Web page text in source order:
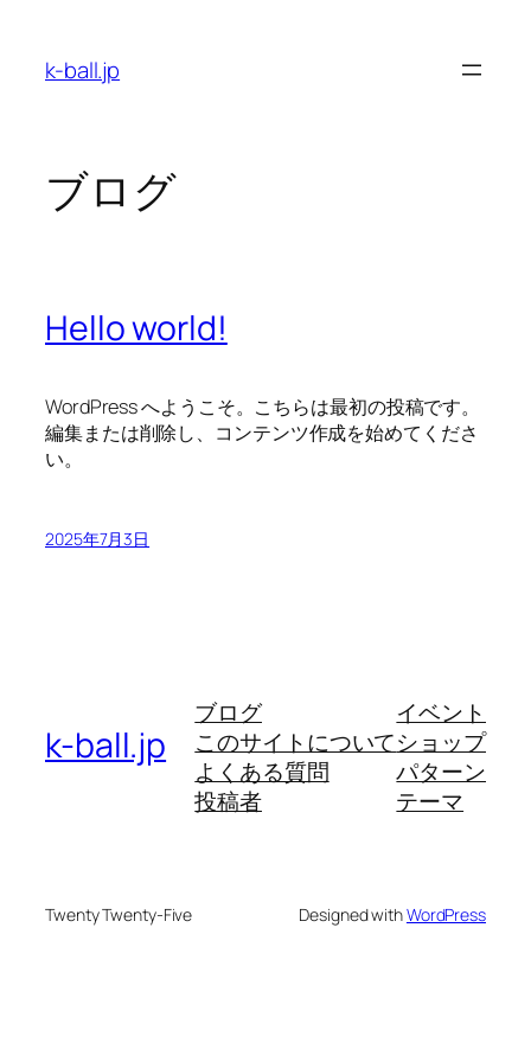
k-ball.jp
ブログ
Hello world!
WordPress へようこそ。こちらは最初の投稿です。
編集または削除し、コンテンツ作成を始めてくださ
い。
2025年7月3日
k-ball.jp
ブログ
このサイトについて
よくある質問
投稿者
イベント
ショップ
パターン
テーマ
Twenty Twenty-Five Designed withWordPress